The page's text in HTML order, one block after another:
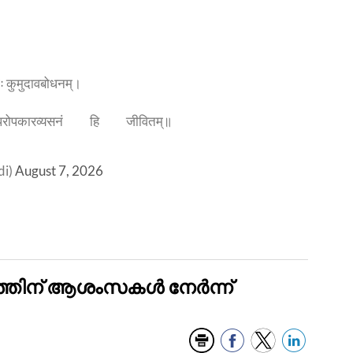
कुमुदावबोधनम्।
हि जीवितम्॥
August 7, 2026
ആശംസകൾ നേർന്ന്